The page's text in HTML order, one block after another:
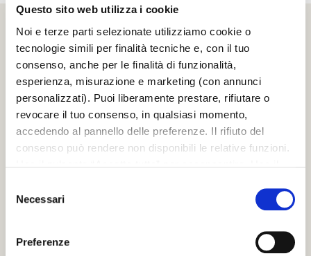
Questo sito web utilizza i cookie
Noi e terze parti selezionate utilizziamo cookie o
tecnologie simili per finalità tecniche e, con il tuo
consenso, anche per le finalità di funzionalità,
esperienza, misurazione e marketing (con annunci
personalizzati). Puoi liberamente prestare, rifiutare o
revocare il tuo consenso, in qualsiasi momento,
accedendo al pannello delle preferenze. Il rifiuto del
consenso può rendere non disponibili le relative funzioni.
Leggi laCookie policy
delNecessari
Preferenze
S. Ermete di Santarcangelo di Romagna
via Casale, 975 47822 – (RN) Italia
+39 0541 757711